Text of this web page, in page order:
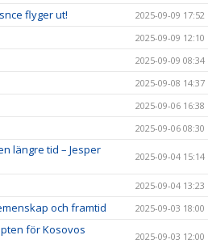
flyger ut! 2025-09-09 17:52
2025-09-09 12:10
2025-09-09 08:34
2025-09-08 14:37
2025-09-06 16:38
2025-09-06 08:30
längre tid – Jesper
2025-09-04 15:14
2025-09-04 13:23
och framtid 2025-09-03 18:00
för Kosovos
2025-09-03 12:00